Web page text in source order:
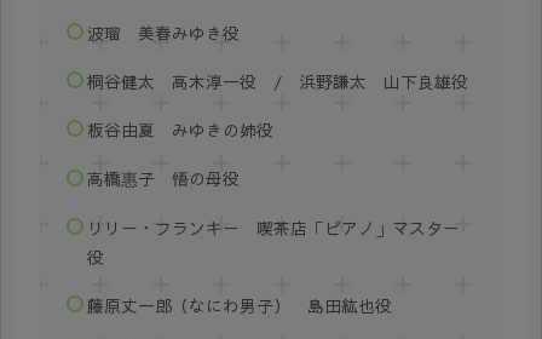
波瑠 美春みゆき役
桐谷健太 高木淳一役 / 浜野謙太 山下良雄役
板谷由夏 みゆきの姉役
高橋惠子 悟の母役
リリー・フランキー 喫茶店「ピアノ」マスター
役
藤原丈一郎（なにわ男子） 島田紘也役